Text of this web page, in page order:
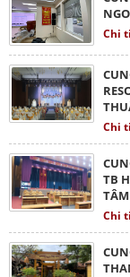
Chi
Chi
TB
Chi